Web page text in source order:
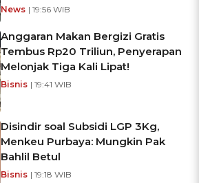
News | 19:56 WIB
Anggaran Makan Bergizi Gratis
Tembus Rp20 Triliun, Penyerapan
Melonjak Tiga Kali Lipat!
Bisnis | 19:41 WIB
Disindir soal Subsidi LGP 3Kg,
Menkeu Purbaya: Mungkin Pak
Bahlil Betul
Bisnis | 19:18 WIB